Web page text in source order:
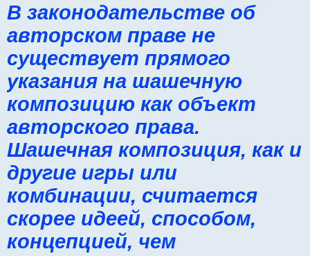
В законодательстве об
авторском праве не
существует прямого
указания на шашечную
композицию как объект
авторского права.
Шашечная композиция, как и
другие игры или
комбинации, считается
скорее идеей, способом,
концепцией, чем